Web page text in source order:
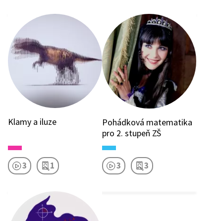
Klamy a iluze
3 1
Pohádková matematika
pro 2. stupeň ZŠ
3 3